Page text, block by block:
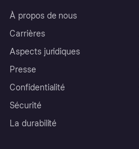
À propos de nous
Carrières
Aspects juridiques
Presse
Confidentialité
Sécurité
La durabilité